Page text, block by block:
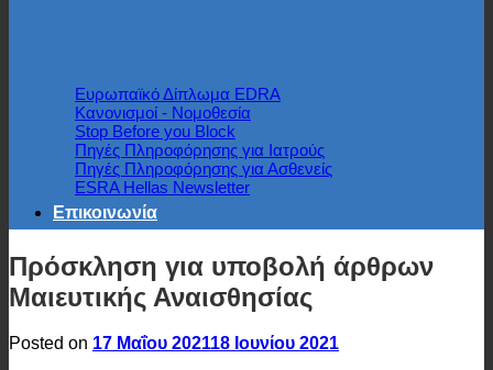
Ευρωπαϊκό Δίπλωμα EDRA
Κανονισμοί - Νομοθεσία
Stop Before you Block
Πηγές Πληροφόρησης για Ιατρούς
Πηγές Πληροφόρησης για Ασθενείς
ESRA Hellas Newsletter
Επικοινωνία
Πρόσκληση για υποβολή άρθρων
Μαιευτικής Αναισθησίας
Posted on 17 Μαΐου 202118 Ιουνίου 2021